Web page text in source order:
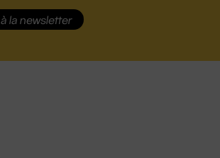
à la newsletter